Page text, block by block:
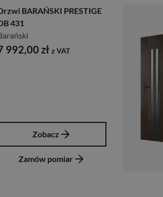
BARAŃSKI PRESTIGE
431
992,00 zł z VAT
Zobacz
Zamów pomiar